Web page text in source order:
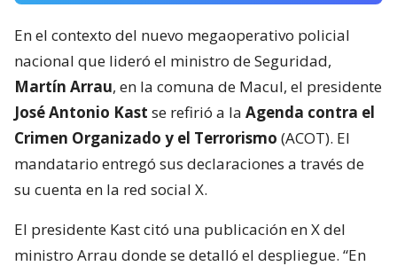
En el contexto del nuevo megaoperativo policial
nacional que lideró el ministro de Seguridad,
Martín Arrau, en la comuna de Macul, el presidente
José Antonio Kast se refirió a la Agenda contra el
Crimen Organizado y el Terrorismo (ACOT). El
mandatario entregó sus declaraciones a través de
su cuenta en la red social X.
El presidente Kast citó una publicación en X del
ministro Arrau donde se detalló el despliegue. “En